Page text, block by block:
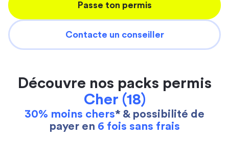
Passe ton permis
Contacte un conseiller
Découvre nos packs permis
Cher (18)
30% moins chers* & possibilité de
payer en 6 fois sans frais